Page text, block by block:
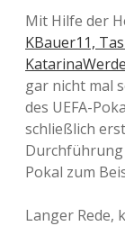
Mit Hilfe der
KBauer11,
gar nicht mal
des UEFA-
schließlich
Durchführung
Pokal zum
Langer Rede,